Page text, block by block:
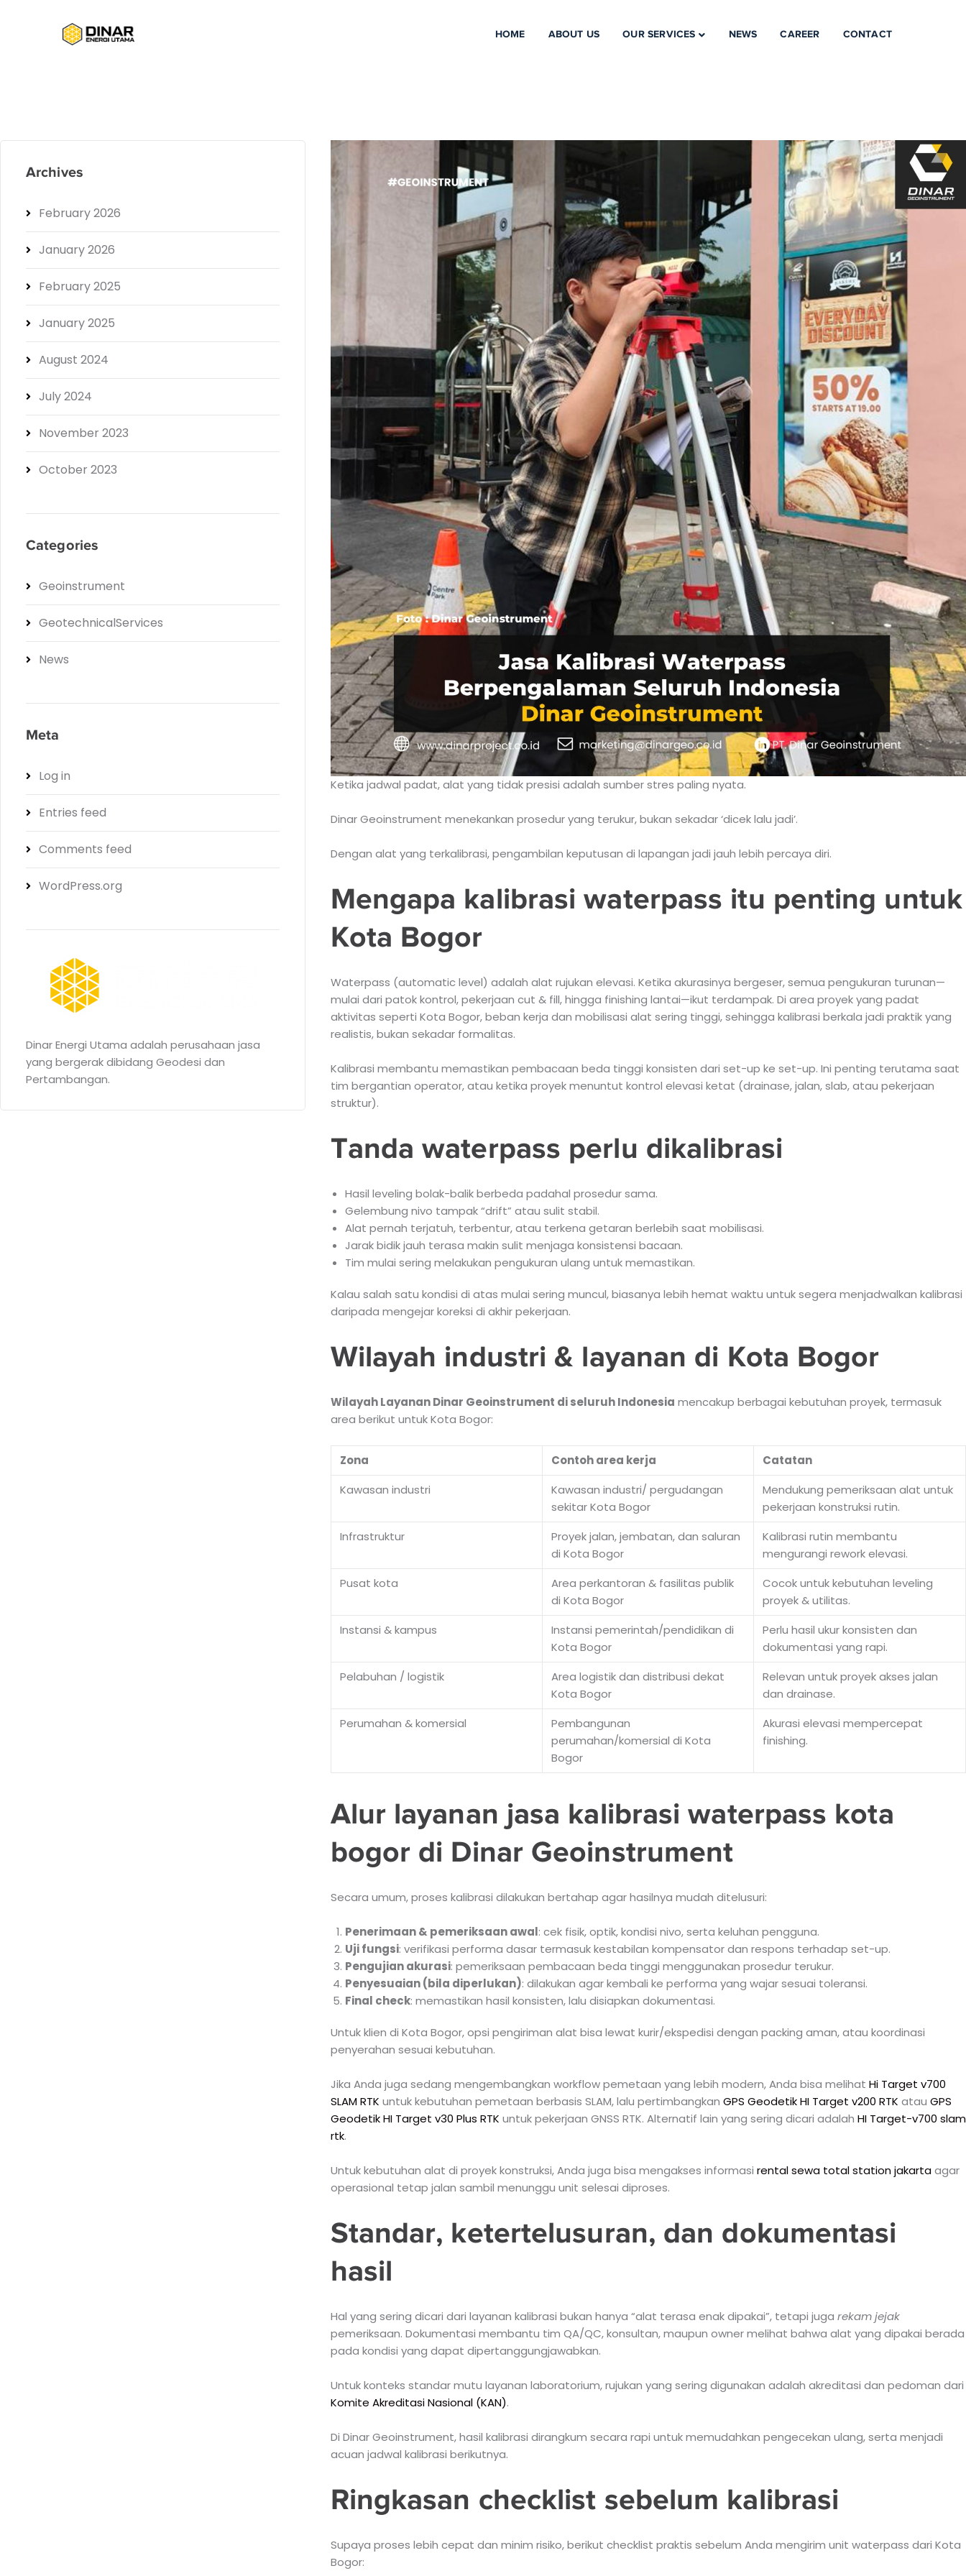
HOME ABOUT US OUR SERVICES NEWS CAREER CONTACT
Ketika jadwal padat, alat yang tidak presisi adalah sumber stres paling nyata.
Dinar Geoinstrument menekankan prosedur yang terukur, bukan sekadar ‘dicek lalu jadi’.
Dengan alat yang terkalibrasi, pengambilan keputusan di lapangan jadi jauh lebih percaya diri.
Mengapa kalibrasi waterpass itu penting untuk
Kota Bogor
Waterpass (automatic level) adalah alat rujukan elevasi. Ketika akurasinya bergeser, semua pengukuran turunan—
mulai dari patok kontrol, pekerjaan cut & fill, hingga finishing lantai—ikut terdampak. Di area proyek yang padat
aktivitas seperti Kota Bogor, beban kerja dan mobilisasi alat sering tinggi, sehingga kalibrasi berkala jadi praktik yang
realistis, bukan sekadar formalitas.
Kalibrasi membantu memastikan pembacaan beda tinggi konsisten dari set-up ke set-up. Ini penting terutama saat
tim bergantian operator, atau ketika proyek menuntut kontrol elevasi ketat (drainase, jalan, slab, atau pekerjaan
struktur).
Tanda waterpass perlu dikalibrasi
Hasil leveling bolak-balik berbeda padahal prosedur sama.
Gelembung nivo tampak “drift” atau sulit stabil.
Alat pernah terjatuh, terbentur, atau terkena getaran berlebih saat mobilisasi.
Jarak bidik jauh terasa makin sulit menjaga konsistensi bacaan.
Tim mulai sering melakukan pengukuran ulang untuk memastikan.
Kalau salah satu kondisi di atas mulai sering muncul, biasanya lebih hemat waktu untuk segera menjadwalkan kalibrasi
daripada mengejar koreksi di akhir pekerjaan.
Wilayah industri & layanan di Kota Bogor
Wilayah Layanan Dinar Geoinstrument di seluruh Indonesia mencakup berbagai kebutuhan proyek, termasuk
area berikut untuk Kota Bogor:
Zona Contoh area kerja
Catatan
Kawasan industri
Kawasan industri/ pergudangan
sekitar Kota Bogor
Mendukung pemeriksaan alat untuk
pekerjaan konstruksi rutin.
Infrastruktur
Proyek jalan, jembatan, dan saluran
di Kota Bogor
Kalibrasi rutin membantu
mengurangi rework elevasi.
Pusat kota
Area perkantoran & fasilitas publik
di Kota Bogor
Cocok untuk kebutuhan leveling
proyek & utilitas.
Instansi & kampus
Instansi pemerintah/pendidikan di
Kota Bogor
Perlu hasil ukur konsisten dan
dokumentasi yang rapi.
Pelabuhan / logistik
Area logistik dan distribusi dekat
Kota Bogor
Relevan untuk proyek akses jalan
dan drainase.
Perumahan & komersial
Pembangunan
perumahan/komersial di Kota
Bogor
Akurasi elevasi mempercepat
finishing.
Alur layanan jasa kalibrasi waterpass kota
bogor di Dinar Geoinstrument
Secara umum, proses kalibrasi dilakukan bertahap agar hasilnya mudah ditelusuri:
Penerimaan & pemeriksaan awal: cek fisik, optik, kondisi nivo, serta keluhan pengguna.
Uji fungsi: verifikasi performa dasar termasuk kestabilan kompensator dan respons terhadap set-up.
Pengujian akurasi: pemeriksaan pembacaan beda tinggi menggunakan prosedur terukur.
Penyesuaian (bila diperlukan): dilakukan agar kembali ke performa yang wajar sesuai toleransi.
Final check: memastikan hasil konsisten, lalu disiapkan dokumentasi.
Untuk klien di Kota Bogor, opsi pengiriman alat bisa lewat kurir/ekspedisi dengan packing aman, atau koordinasi
penyerahan sesuai kebutuhan.
Jika Anda juga sedang mengembangkan workflow pemetaan yang lebih modern, Anda bisa melihat Hi Target v700
SLAM RTK untuk kebutuhan pemetaan berbasis SLAM, lalu pertimbangkan GPS Geodetik HI Target v200 RTK atau GPS
Geodetik HI Target v30 Plus RTK untuk pekerjaan GNSS RTK. Alternatif lain yang sering dicari adalah HI Target-v700 slam
rtk.
Untuk kebutuhan alat di proyek konstruksi, Anda juga bisa mengakses informasi rental sewa total station jakartaagar
operasional tetap jalan sambil menunggu unit selesai diproses.
Standar, ketertelusuran, dan dokumentasi
hasil
Hal yang sering dicari dari layanan kalibrasi bukan hanya “alat terasa enak dipakai”, tetapi juga rekam jejak
pemeriksaan. Dokumentasi membantu tim QA/QC, konsultan, maupun owner melihat bahwa alat yang dipakai berada
pada kondisi yang dapat dipertanggungjawabkan.
Untuk konteks standar mutu layanan laboratorium, rujukan yang sering digunakan adalah akreditasi dan pedoman dari
Komite Akreditasi Nasional (KAN).
Di Dinar Geoinstrument, hasil kalibrasi dirangkum secara rapi untuk memudahkan pengecekan ulang, serta menjadi
acuan jadwal kalibrasi berikutnya.
Ringkasan checklist sebelum kalibrasi
Supaya proses lebih cepat dan minim risiko, berikut checklist praktis sebelum Anda mengirim unit waterpass dari Kota
Bogor:
Archives
February 2026
January 2026
February 2025
January 2025
August 2024
July 2024
November 2023
October 2023
Categories
Geoinstrument
GeotechnicalServices
News
Meta
Log in
Entries feed
Comments feed
WordPress.org
Dinar Energi Utama adalah perusahaan jasa
yang bergerak dibidang Geodesi dan
Pertambangan.